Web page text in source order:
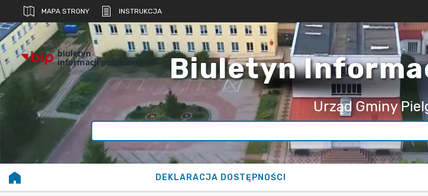
MAPA STRONY INSTRUKCJA
biuletyn
informacji publicznej Biuletyn
Urząd Gminy
DEKLARACJA DOSTĘPNOŚCI